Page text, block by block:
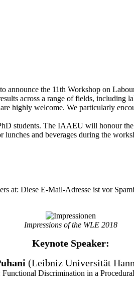
to announce the 11th Workshop on
across a range of fields, including
highly welcome. We particularly
students. The IAAEU will honour
and beverages during the
at: Diese E-Mail-Adresse ist vor
Impressions of the WLE 2018
Keynote Speaker:
(Leibniz Universität
Discrimination in a